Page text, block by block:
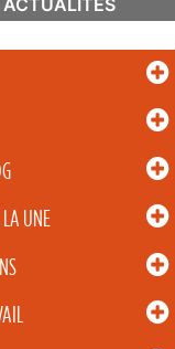
LA UNE